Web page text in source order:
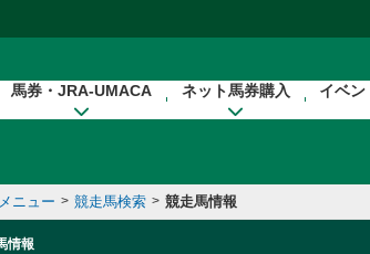
馬券・JRA-UMACA ネット馬券購入 イベン
ニュー > 競走馬検索 > 競走馬情報
情報